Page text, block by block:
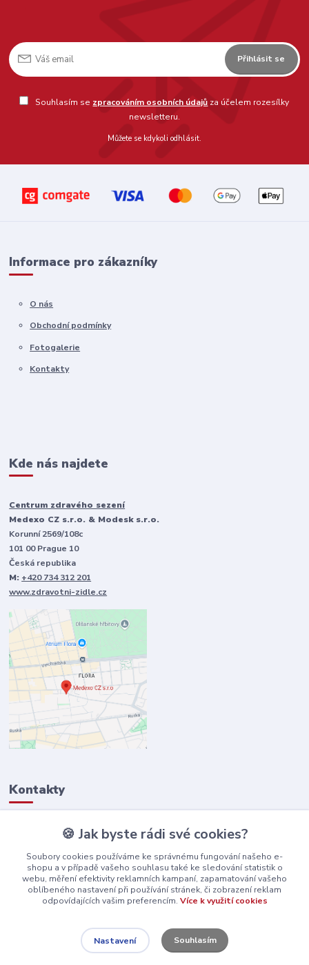
Přihlásit se
Souhlasím se zpracováním osobních údajů za účelem rozesílky
newsletteru.
Můžete se kdykoli odhlásit.
Informace pro zákazníky
O nás
Obchodní podmínky
Fotogalerie
Kontakty
Kde nás najdete
Centrum zdravého sezení
Medexo CZ s.r.o. & Modesk s.r.o.
Korunní 2569/108c
101 00 Prague 10
Česká republika
M: +420 734 312 201
www.zdravotni-zidle.cz
Kontakty
+420 734 312 201
info@zdravotni-zidle.cz
🍪 Jak byste rádi své cookies?
Soubory cookies používáme ke správnému fungování našeho e-
shopu a v případě vašeho souhlasu také ke sledování statistik o
webu, měření efektivity reklamních kampaní, zapamatování vašeho
oblíbeného nastavení při používání stránek, či zobrazení reklam
odpovídajících vašim preferencím. Více k využití cookies
Nastavení Souhlasím